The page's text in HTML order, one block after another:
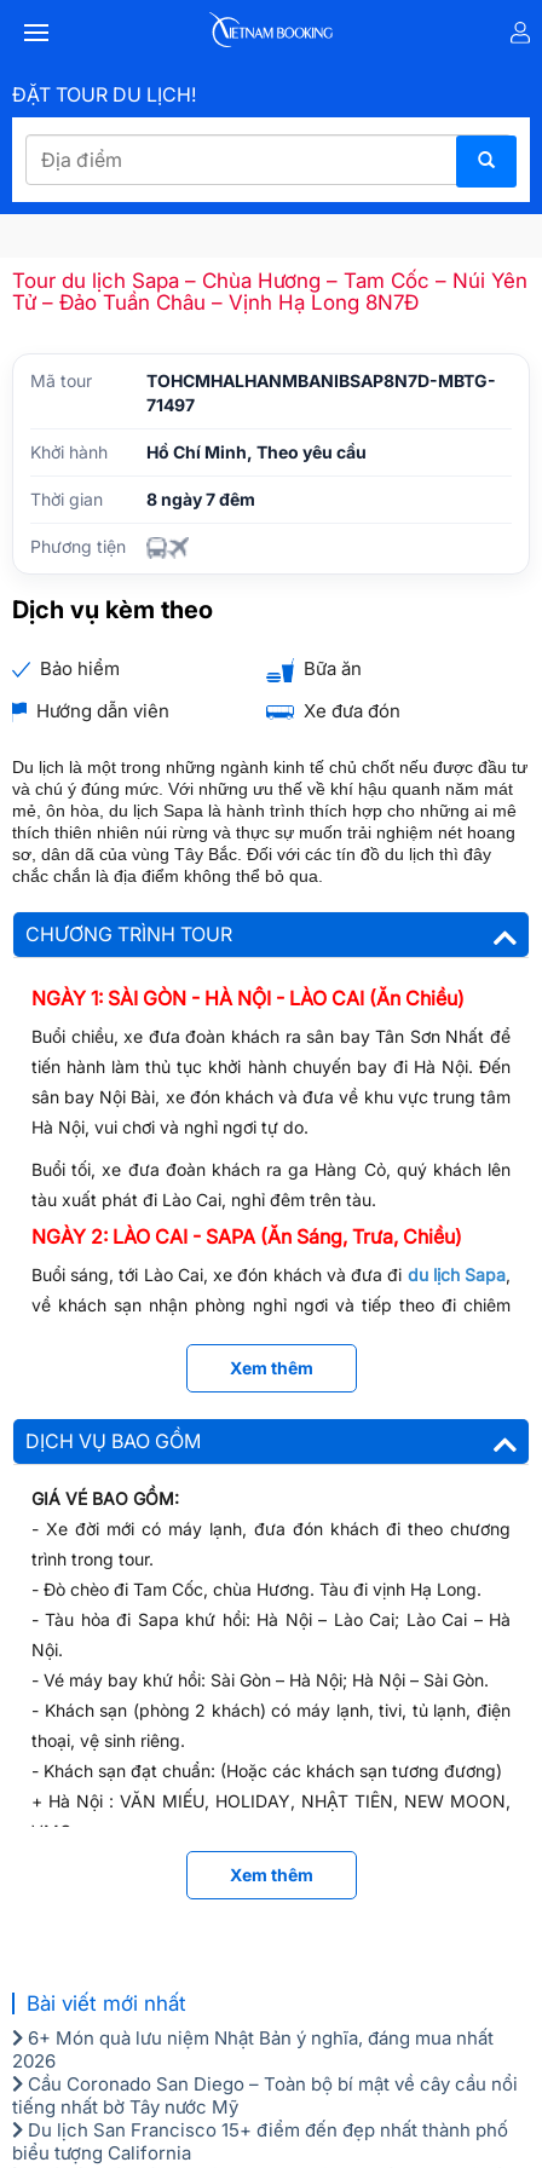
ĐẶT TOUR DU LỊCH!
Tour du lịch Sapa – Chùa Hương – Tam Cốc – Núi Yên
Tử – Đảo Tuần Châu – Vịnh Hạ Long 8N7Đ
Mã tour
TOHCMHALHANMBANIBSAP8N7D-MBTG-
71497
Khởi hành Hồ Chí Minh, Theo yêu cầu
Thời gian 8 ngày 7 đêm
Phương tiện
Dịch vụ kèm theo
Bảo hiểm
Bữa ăn
Hướng dẫn viên
Xe đưa đón
Du lịch là một trong những ngành kinh tế chủ chốt nếu được đầu tư
và chú ý đúng mức. Với những ưu thế về khí hậu quanh năm mát
mẻ, ôn hòa, du lịch Sapa là hành trình thích hợp cho những ai mê
thích thiên nhiên núi rừng và thực sự muốn trải nghiệm nét hoang
sơ, dân dã của vùng Tây Bắc. Đối với các tín đồ du lịch thì đây
chắc chắn là địa điểm không thể bỏ qua.
CHƯƠNG TRÌNH TOUR
NGÀY 1: SÀI GÒN - HÀ NỘI - LÀO CAI (Ăn Chiều)
Buổi chiều, xe đưa đoàn khách ra sân bay Tân Sơn Nhất để
tiến hành làm thủ tục khởi hành chuyến bay đi Hà Nội. Đến
sân bay Nội Bài, xe đón khách và đưa về khu vực trung tâm
Hà Nội, vui chơi và nghỉ ngơi tự do.
Buổi tối, xe đưa đoàn khách ra ga Hàng Cỏ, quý khách lên
tàu xuất phát đi Lào Cai, nghỉ đêm trên tàu.
NGÀY 2: LÀO CAI - SAPA (Ăn Sáng, Trưa, Chiều)
Buổi sáng, tới Lào Cai, xe đón khách và đưa đi du lịch Sapa,
về khách sạn nhận phòng nghỉ ngơi và tiếp theo đi chiêm
Buổi chiều, đoàn khách ghé thămbản Cát Cát
đibản Tả Van, giao lưu, chuyện tò cùng người H’mông và
người Dáy.
Buổi tối quý khách đi dạo, ngắm cảnh Sapa về đêm, thăm
Nhà Thờ Đá, Chợ tình Sapa
(nếu đi đúng đêm thứ bảy) và
Buổi sáng, đoàn khách đi tham quan các ngôi biệt thự cổ,
chinh phục đỉnh
Hàm Rồng
Tử và đắm mình trong làn sương mờ ảo đặc biệt của Sapa.
Buổi chiều quý khách trả phòng khách sạn, ghé qua chợ
Sapa nơi bày bán nhiều đặc sản của các dân tộc ít người
Tây Bắc. Xe đưa đoàn khách trở lại Lào Cai. Sau đó, đoàn
Xem thêm
DỊCH VỤ BAO GỒM
GIÁ VÉ BAO GỒM:
- Xe đời mới có máy lạnh, đưa đón khách đi theo chương
trình trong tour.
- Đò chèo đi Tam Cốc, chùa Hương. Tàu đi vịnh Hạ Long.
- Tàu hỏa đi Sapa khứ hồi: Hà Nội – Lào Cai; Lào Cai – Hà
Nội.
- Vé máy bay khứ hồi: Sài Gòn – Hà Nội; Hà Nội – Sài Gòn.
- Khách sạn (phòng 2 khách) có máy lạnh, tivi, tủ lạnh, điện
thoại, vệ sinh riêng.
- Khách sạn đạt chuẩn: (Hoặc các khách sạn tương đương)
+ Hà Nội : VĂN MIẾU, HOLIDAY, NHẬT TIÊN, NEW MOON,
VMQ.
+ Hạ Long : BƯU ĐIỆN, BẠCH ĐẰNG, VÂN HẢI, ÁNH
+ Hà Nội : FRIST EDEN, SANTA BARBARA, EASTIN EASY.
+ Hạ Long : HERITAGE, SÀI GÒN – HẠ LONG.
+ Sapa : MƯỜNG THANH SAPA.
- Khách sạn 4 sao: (Hoặc các khách sạn tương đương)
+ Hà Nội : FLOWER GARDEN, MERCURE, VISTA
+ Hạ Long : HERITAGE, SÀI GÒN – HẠ LONG.
Xem thêm
Bài viết mới nhất
6+ Món quà lưu niệm Nhật Bản ý nghĩa, đáng mua nhất
2026
Cầu Coronado San Diego – Toàn bộ bí mật về cây cầu nổi
tiếng nhất bờ Tây nước Mỹ
Du lịch San Francisco 15+ điểm đến đẹp nhất thành phố
biểu tượng California